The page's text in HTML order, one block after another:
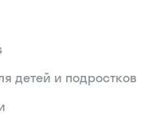
детей и подростков